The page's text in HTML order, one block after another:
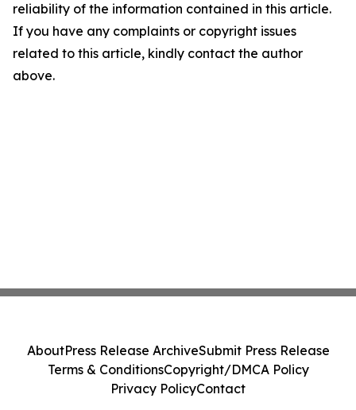
reliability of the information contained in this article.
If you have any complaints or copyright issues
related to this article, kindly contact the author
above.
AboutPress Release ArchiveSubmit Press Release
Terms & ConditionsCopyright/DMCA Policy
Privacy PolicyContact